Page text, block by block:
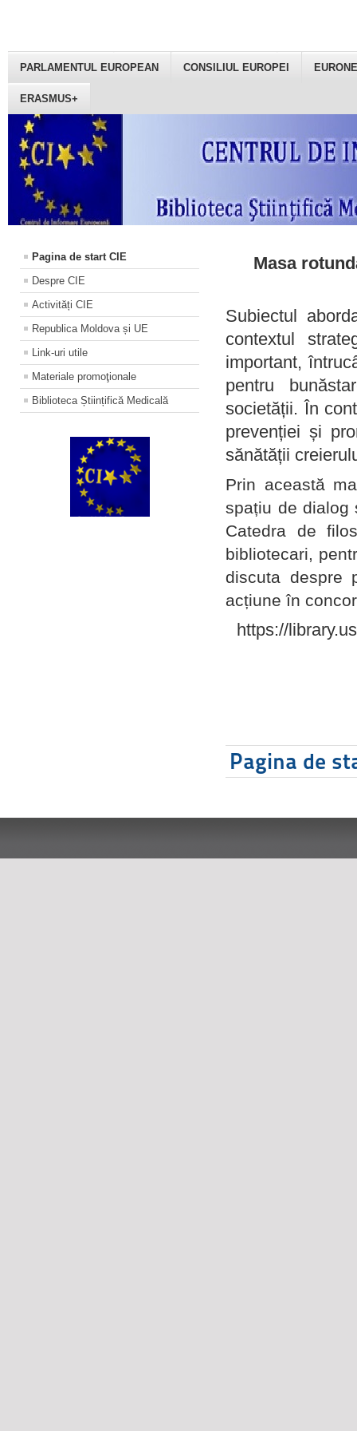
PARLAMENTUL EUROPEAN CONSILIUL EUROPEI
ERASMUS+
Pagina de start CIE
Despre CIE
Activități CIE
Republica Moldova și UE
Link-uri utile
Materiale promoţionale
Biblioteca Științifică Medicală
Masa
Subiectul
contextul
important,
pentru
societății. În
prevenției și
sănătății
Prin această
spațiu de dialog
Catedra de
bibliotecari,
discuta despre
acțiune în
https://
Pagina de